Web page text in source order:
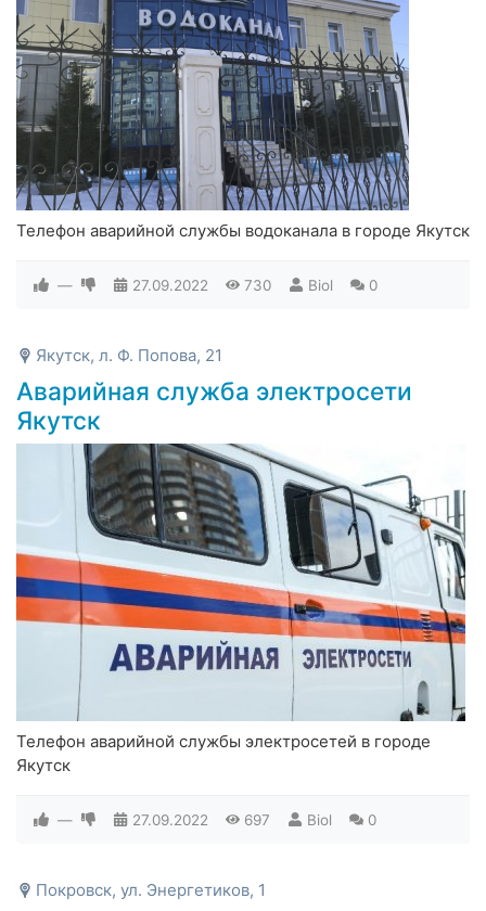
Телефон аварийной службы водоканала в городе Якутск
— 27.09.2022 730 Biol 0
Якутск, л. Ф. Попова, 21
Аварийная служба электросети
Якутск
Телефон аварийной службы электросетей в городе
Якутск
— 27.09.2022 697 Biol 0
Покровск, ул. Энергетиков, 1